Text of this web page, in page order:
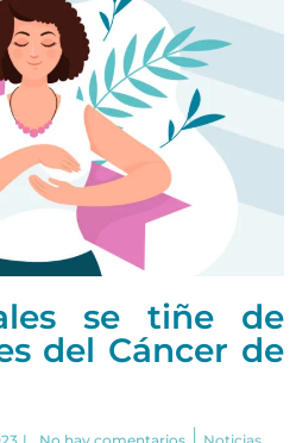
se tiñe de
del Cáncer de